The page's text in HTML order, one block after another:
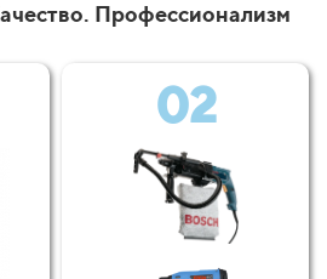
Профессионализм
02